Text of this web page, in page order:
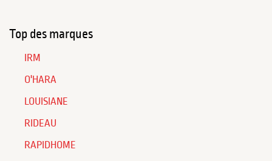
Top des marques
IRM
O'HARA
LOUISIANE
RIDEAU
RAPIDHOME